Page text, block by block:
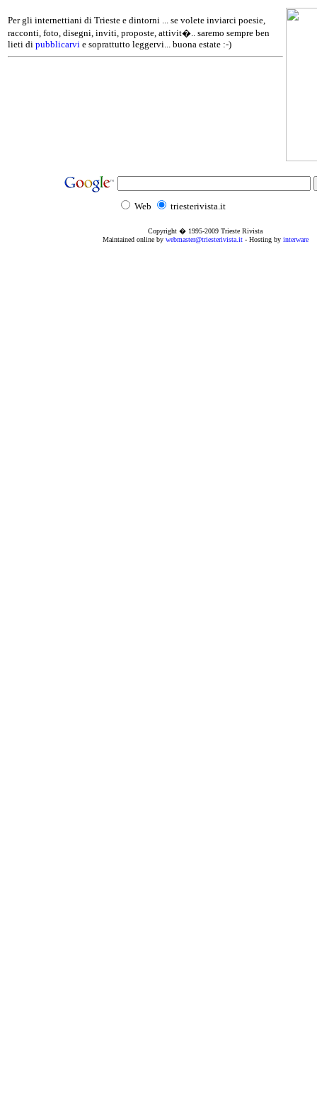
Per gli internettiani di Trieste e dintorni ... se volete inviarci poesie,
racconti, foto, disegni, inviti, proposte, attivit�.. saremo sempre ben
lieti di pubblicarvi e soprattutto leggervi... buona estate :-)
Web triesterivista.it
Copyright � 1995-2009 Trieste Rivista
Maintained online by webmaster@triesterivista.it- Hosting by interware